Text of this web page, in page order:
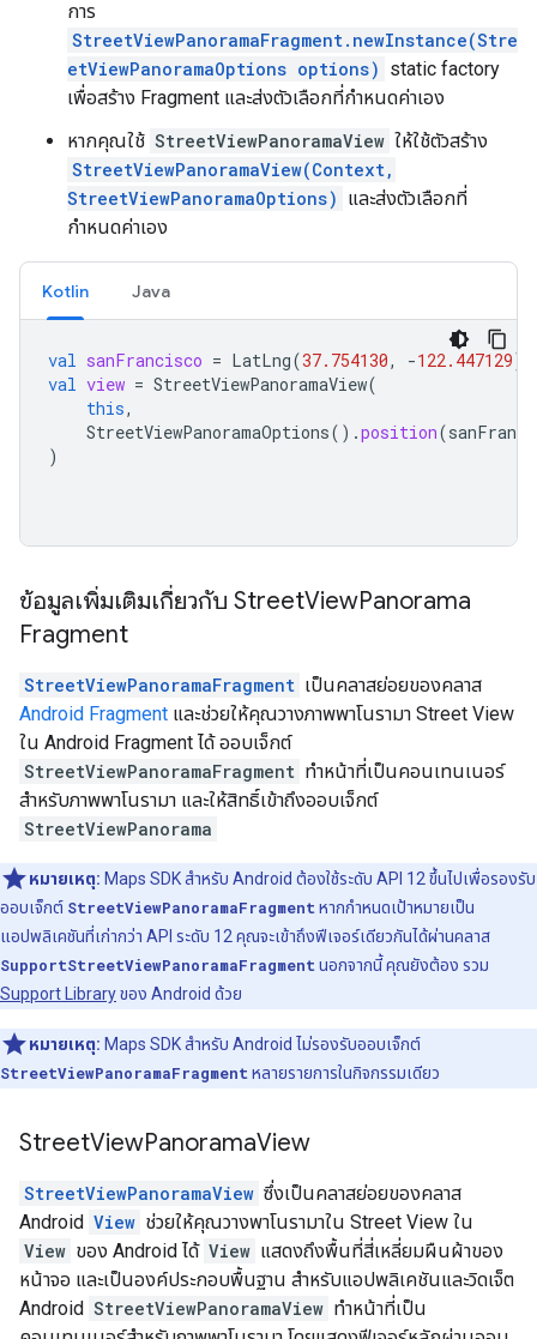
การ
StreetViewPanoramaFragment.newInstance(Stre
etViewPanoramaOptions options) static factory
เพื่อสร้าง Fragment และส่งตัวเลือกที่กำหนดค่าเอง
หากคุณใช้ StreetViewPanoramaView ให้ใช้ตัวสร้าง
StreetViewPanoramaView(Context,
StreetViewPanoramaOptions) และส่งตัวเลือกที่
กำหนดค่าเอง
Kotlin Java
val sanFrancisco = LatLng(37.754130, -122.447129)
val view = StreetViewPanoramaView(
this,
StreetViewPanoramaOptions().position(
)
ข้อมูลเพิ่มเติมเกี่ยวกับ StreetViewPanorama
Fragment
StreetViewPanoramaFragment เป็นคลาสย่อยของคลาส
Android Fragment และช่วยให้คุณวางภาพพาโนรามา Street View
ใน Android Fragment ได้ ออบเจ็กต์
StreetViewPanoramaFragment ทำหน้าที่เป็นคอนเทนเนอร์
สำหรับภาพพาโนรามา และให้สิทธิ์เข้าถึงออบเจ็กต์
StreetViewPanorama
หมายเหตุ: Maps SDK สำหรับ Android ต้องใช้ระดับ API 12 ขึ้นไปเพื่อรองรับ
ออบเจ็กต์ StreetViewPanoramaFragment หากกำหนดเป้าหมายเป็น
แอปพลิเคชันที่เก่ากว่า API ระดับ 12 คุณจะเข้าถึงฟีเจอร์เดียวกันได้ผ่านคลาส
SupportStreetViewPanoramaFragment นอกจากนี้ คุณยังต้อง รวม
Support Libraryของ Android ด้วย
หมายเหตุ: Maps SDK สำหรับ Android ไม่รองรับออบเจ็กต์
StreetViewPanoramaFragment หลายรายการในกิจกรรมเดียว
StreetViewPanoramaView
StreetViewPanoramaView ซึ่งเป็นคลาสย่อยของคลาส
Android View ช่วยให้คุณวางพาโนรามาใน Street View ใน
View ของ Android ได้ View แสดงถึงพื้นที่สี่เหลี่ยมผืนผ้าของ
หน้าจอ และเป็นองค์ประกอบพื้นฐาน สำหรับแอปพลิเคชันและวิดเจ็ต
Android StreetViewPanoramaView ทำหน้าที่เป็น